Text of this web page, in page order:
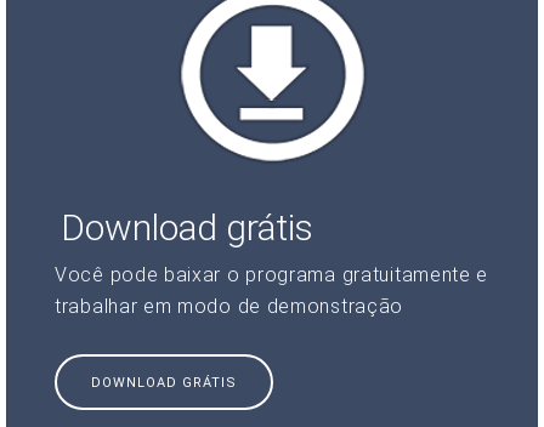
Download grátis
Você pode baixar o programa gratuitamente e
trabalhar em modo de demonstração
DOWNLOAD GRÁTIS